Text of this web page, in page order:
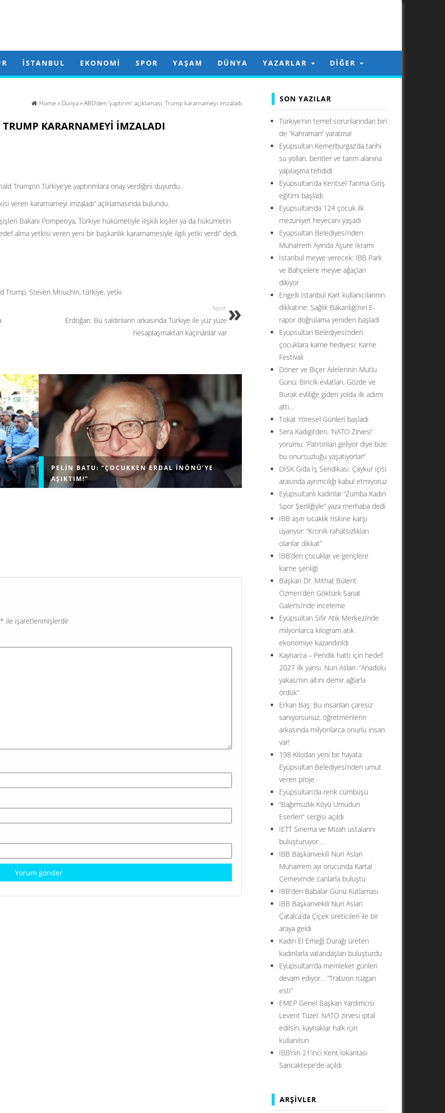
İSTANBUL EKONOMI SPOR YAŞAM DÜNYA YAZARLAR DIĞER
Home » Dünya» ABD’den ‘yaptırım’ açıklaması: Trump kararnameyi imzaladı
TRUMP KARARNAMEYI IMZALADI
Trump’ın Türkiye’ye yaptırımlara onay verdiğini duyurdu.
veren kararnameyi imzaladı” açıklamasında bulundu.
Bakanı Pompeo’ya, Türkiye hükümetiyle ilişkili kişiler ya da hükümetin
alma yetkisi veren yeni bir başkanlık kararnamesiyle ilgili yetki verdi” dedi.
Trump, Steven Mnuchin, türkiye, yetki
Next:
Erdoğan: Bu saldırıların arkasında Türkiye ile yüz yüze
hesaplaşmaktan kaçınanlar var
ve
PELIN BATU: “ÇOCUKKEN ERDAL İNÖNÜ’YE
AŞIKTIM!”
* ile işaretlenmişlerdir
SON YAZILAR
Türkiye’nin temel sorunlarından biri
de ”Kahraman” yaratma!
Eyüpsultan Kemerburgaz’da tarihi
su yolları, bentler ve tarım alanına
yapılaşma tehdidi
Eyüpsultan’da Kentsel Tarıma Giriş
eğitimi başladı
Eyüpsultan’da 124 çocuk ilk
mezuniyet heyecanı yaşadı
Eyüpsultan Belediyesi’nden
Muharrem Ayında Aşure İkramı
İstanbul meyve verecek: İBB Park
ve Bahçelere meyve ağaçları
dikiyor
Engelli İstanbul Kart kullanıcılarının
dikkatine: Sağlık Bakanlığı’nın E-
rapor doğrulama yeniden başladı
Eyüpsultan Belediyesi’nden
çocuklara karne hediyesi: Karne
Festivali
Döner ve Biçer Ailelerinin Mutlu
Günü: Biricik evlatları, Gözde ve
Burak evliliğe giden yolda ilk adımı
attı…
Tokat Yöresel Günleri başladı
Sera Kadıgil’den, ‘NATO Zirvesi’
yorumu: ‘Patronları geliyor diye bize
bu onursuzluğu yaşatıyorlar!’
DİSK Gıda İş Sendikası: Çaykur içisi
arasında ayrımcılığı kabul etmiyoruz
Eyüpsultanlı kadınlar “Zumba Kadın
Spor Şenliğiyle” yaza merhaba dedi
İBB aşırı sıcaklık riskine karşı
uyarıyor: ”Kronik rahatsızlıkları
olanlar dikkat”
İBB’den çocuklar ve gençlere
karne şenliği
Başkan Dr. Mithat Bülent
Özmen’den Göktürk Sanat
Galerisi’nde inceleme
Eyüpsultan Sıfır Atık Merkezi’nde
milyonlarca kilogram atık
ekonomiye kazandırıldı
Kaynarca – Pendik hattı için hedef
2027 ilk yarısı. Nuri Aslan: ”Anadolu
yakası’nın altını demir ağlarla
ördük”
Erkan Baş: Bu insanları çaresiz
sanıyorsunuz, öğretmenlerin
arkasında milyonlarca onurlu insan
var!
198 Kilodan yeni bir hayata:
Eyüpsultan Belediyesi’nden umut
veren proje
Eyüpsultan’da renk cümbüşü
“Bağımsızlık Köyü Umudun
Eserleri” sergisi açıldı
İETT Sinema ve Mizah ustalarını
buluşturuyor…
İBB Başkanvekili Nuri Aslan
Muharrem ayı orucunda Kartal
Cemevi’nde canlarla buluştu
İBB’den Babalar Günü Kutlaması
İBB Başkanvekili Nuri Aslan
Çatalca’da Çiçek üreticileri ile bir
araya geldi
Kadın El Emeği Durağı üreten
kadınlarla vatandaşları buluşturdu
Eyüpsultan’da memleket günleri
devam ediyor… ”Trabzon rüzgarı
esti”
EMEP Genel Başkan Yardımcısı
Levent Tüzel: NATO zirvesi iptal
edilsin, kaynaklar halk için
kullanılsın
İBB’nin 21’inci Kent lokantası
Sancaktepe’de açıldı
ARŞIVLER